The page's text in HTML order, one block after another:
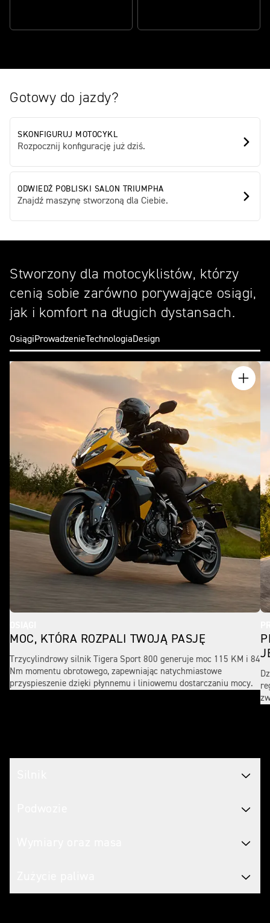
Gotowy do jazdy?
SKONFIGURUJ MOTOCYKL
Rozpocznij konfigurację już dziś.
ODWIEDŹ POBLISKI SALON TRIUMPHA
Znajdź maszynę stworzoną dla Ciebie.
Stworzony dla motocyklistów, którzy
cenią sobie zarówno porywające osiągi,
jak i komfort na długich dystansach.
OsiągiProwadzenieTechnologiaDesign
MOC, KTÓRA ROZPALI TWOJĄ PASJĘ
Trzycylindrowy silnik Tigera Sport 800 generuje moc 115 KM i 84
Nm momentu obrotowego, zapewniając natychmiastowe
przyspieszenie dzięki płynnemu i liniowemu dostarczaniu mocy.